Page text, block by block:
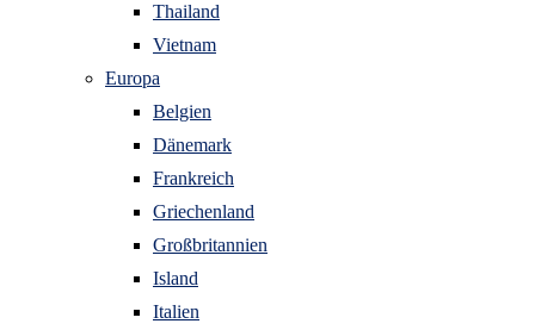
Thailand
Vietnam
Europa
Belgien
Dänemark
Frankreich
Griechenland
Großbritannien
Island
Italien